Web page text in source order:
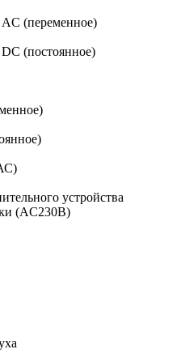
(переменное)
(постоянное)
устройства
(AC230В)